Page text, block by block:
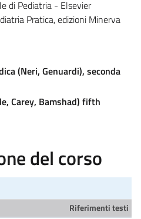
di Pediatria - Elsevier
Pratica, edizioni Minerva
(Neri, Genuardi), seconda
Carey, Bamshad) fifth
del corso
Riferimenti testi